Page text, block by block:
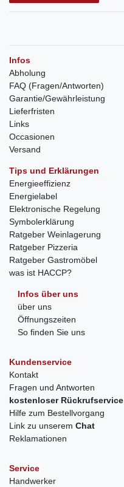
Infos
Abholung
FAQ (Fragen/Antworten)
Garantie/Gewährleistung
Lieferfristen
Links
Occasionen
Versand
Tips und Erklärungen
Energieeffizienz
Energielabel
Elektronische Regelung
Symbolerklärung
Ratgeber Weinlagerung
Ratgeber Pizzeria
Ratgeber Gastromöbel
was ist HACCP?
Infos über uns
über uns
Öffnungszeiten
So finden Sie uns
Kundenservice
Kontakt
Fragen und Antworten
kostenloser Rückrufservice
Hilfe zum Bestellvorgang
Link zu unserem Chat
Reklamationen
Service
Handwerker